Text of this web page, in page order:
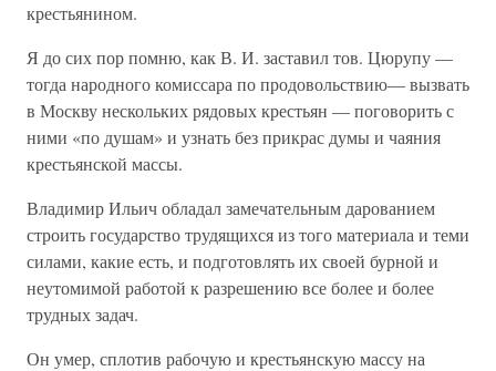
крестьянином.
Я до сих пор помню, как В. И. заставил тов. Цюрупу —
тогда народного комиссара по продовольствию— вызвать
в Москву нескольких рядовых крестьян — поговорить с
ними «по душам» и узнать без прикрас думы и чаяния
крестьянской массы.
Владимир Ильич обладал замечательным дарованием
строить государство трудящихся из того материала и теми
силами, какие есть, и подготовлять их своей бурной и
неутомимой работой к разрешению все более и более
трудных задач.
Он умер, сплотив рабочую и крестьянскую массу на